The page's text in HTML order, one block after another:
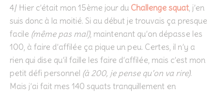
4/ Hier c’était mon 15ème jour du Challenge squat, j’en
suis donc à la moitié. Si au début je trouvais ça presque
facile (même pas mal), maintenant qu’on dépasse les
100, à faire d’affilée ça pique un peu. Certes, il n’y a
rien qui dise qu’il faille les faire d’affilée, mais c’est mon
petit défi personnel (à 200, je pense qu’on va rire).
Mais j’ai fait mes 140 squats tranquillement en